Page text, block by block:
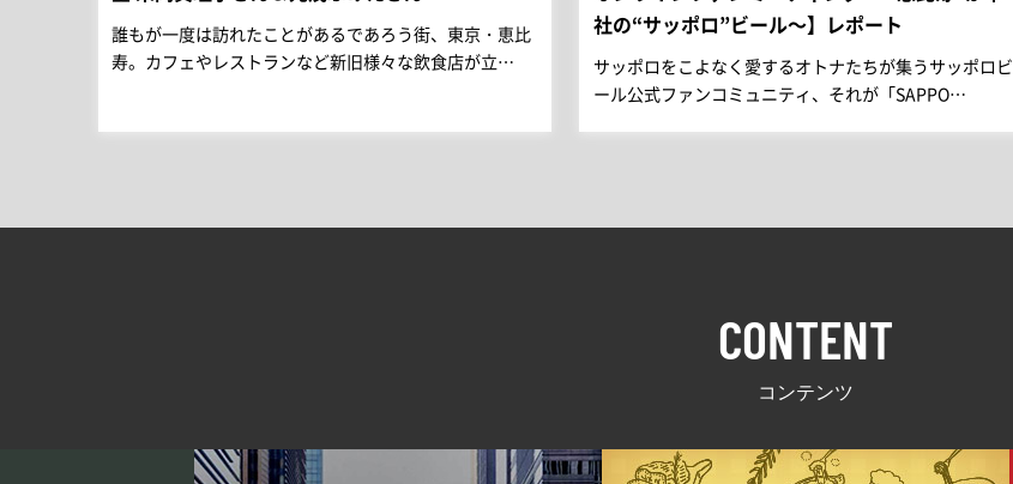
誰もが一度は訪れたことがあるであろう街、東京・恵比
寿。カフェやレストランなど新旧様々な飲食店が立…
社の“サッポロ”ビール～】レポート
サッポロをこよなく愛するオトナたちが集うサッポロビ
ール公式ファンコミュニティ、それが「SAPPO…
CONTENT
コンテンツ